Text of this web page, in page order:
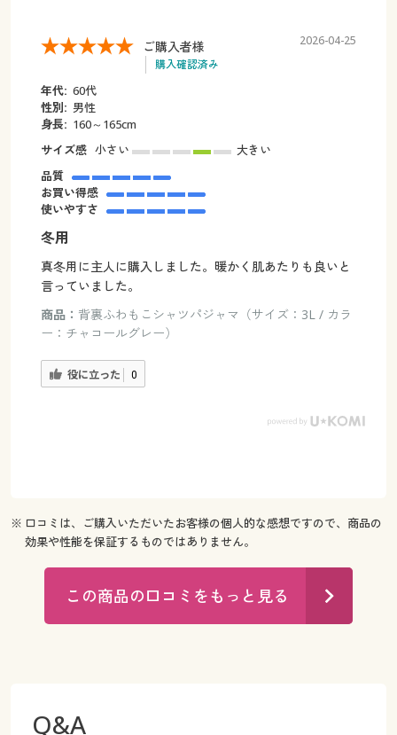
ご購入者様
購入確認済み
2026-04-25
年代: 60代
性別: 男性
身長: 160～165cm
サイズ感 小さい
大きい
品質
お買い得感
使いやすさ
冬用
真冬用に主人に購入しました。暖かく肌あたりも良いと
言っていました。
商品： 背裏ふわもこシャツパジャマ（サイズ：3L / カラ
ー：チャコールグレー）
役に立った 0
※ 口コミは、ご購入いただいたお客様の個人的な感想ですので、商品の
効果や性能を保証するものではありません。
この商品の口コミをもっと見る
Q&A